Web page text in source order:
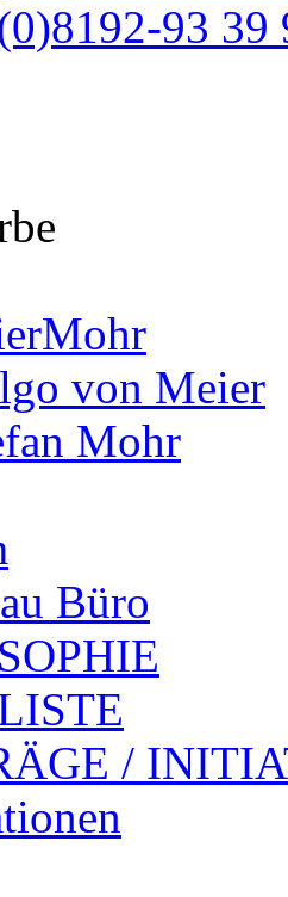
93 39
von Meier
Mohr
Büro
/